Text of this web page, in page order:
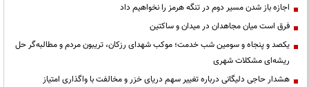
اجازه باز شدن مسیر دوم در تنگه هرمز را نخواهیم داد
فرق است میان مجاهدان در میدان و ساکتین
یکصد و پنجاه و سومین شب خدمت؛ موکب شهدای رزکان، تریبون مردم و مطالبه‌گر حل
ریشه‌ای مشکلات شهری
هشدار حاجی دلیگانی درباره تغییر سهم دریای خزر و مخالفت با واگذاری امتیاز